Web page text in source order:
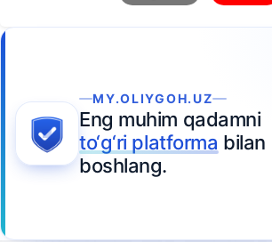
MY.OLIYGOH.UZ
Eng muhim qadamni
to‘g‘ri platforma bilan
boshlang.